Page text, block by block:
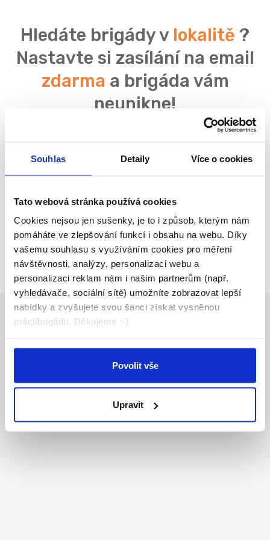
Souhlas Detaily Více o cookies
Tato webová stránka používá cookies
Cookies nejsou jen sušenky, je to i způsob, kterým nám
pomáháte ve zlepšování funkcí i obsahu na webu. Díky
vašemu souhlasu s využíváním cookies pro měření
návštěvnosti, analýzy, personalizaci webu a
personalizaci reklam nám i našim partnerům (např.
vyhledávače, sociální sítě) umožníte zobrazovat lepší
nabídky a zvyšujete svou šanci získat vysněnou
práci/brigádu. Děkujeme :-)
Povolit vše
Upravit
Hledáte brigády v lokalitě ?
Nastavte si zasílání na email
zdarma a brigáda vám
neunikne!